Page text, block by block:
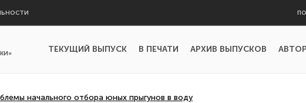
ТЕКУЩИЙ ВЫПУСК В ПЕЧАТИ АРХИВ ВЫПУСКОВ
начального отбора юных прыгунов в воду